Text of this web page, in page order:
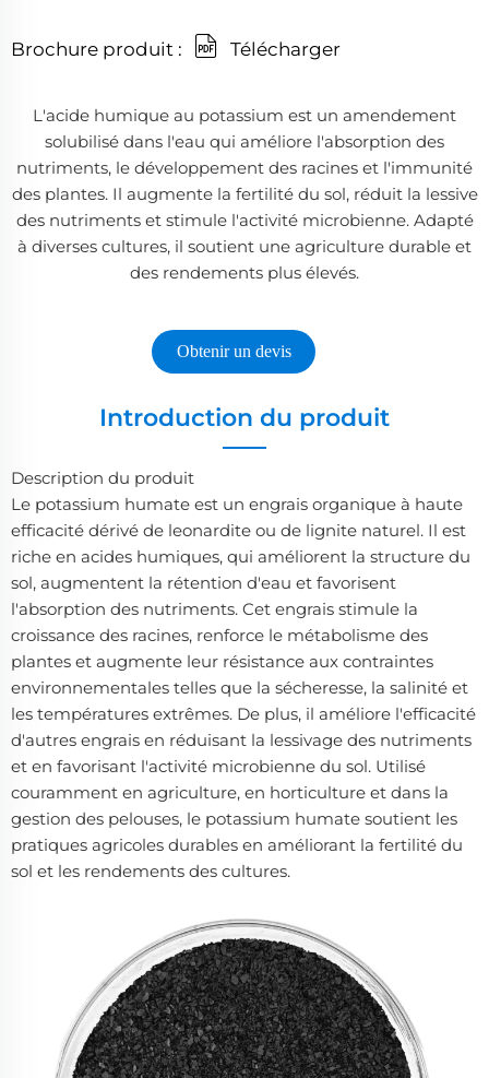
Brochure produit : Télécharger
L'acide humique au potassium est un amendement
solubilisé dans l'eau qui améliore l'absorption des
nutriments, le développement des racines et l'immunité
des plantes. Il augmente la fertilité du sol, réduit la lessive
des nutriments et stimule l'activité microbienne. Adapté
à diverses cultures, il soutient une agriculture durable et
des rendements plus élevés.
Obtenir un devis
Introduction du produit
Description du produit
Le potassium humate est un engrais organique à haute
efficacité dérivé de leonardite ou de lignite naturel. Il est
riche en acides humiques, qui améliorent la structure du
sol, augmentent la rétention d'eau et favorisent
l'absorption des nutriments. Cet engrais stimule la
croissance des racines, renforce le métabolisme des
plantes et augmente leur résistance aux contraintes
environnementales telles que la sécheresse, la salinité et
les températures extrêmes. De plus, il améliore l'efficacité
d'autres engrais en réduisant la lessivage des nutriments
et en favorisant l'activité microbienne du sol. Utilisé
couramment en agriculture, en horticulture et dans la
gestion des pelouses, le potassium humate soutient les
pratiques agricoles durables en améliorant la fertilité du
sol et les rendements des cultures.